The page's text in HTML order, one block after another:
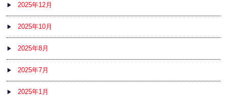
2025年12月
2025年10月
2025年8月
2025年7月
2025年1月